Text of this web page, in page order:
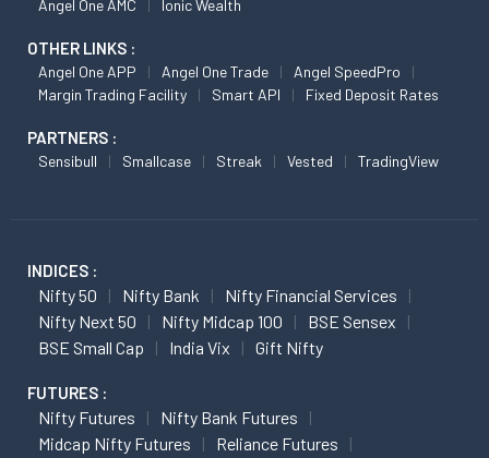
Angel One AMC Ionic Wealth
OTHER LINKS :
Angel One APP Angel One Trade
Angel SpeedPro
Margin Trading Facility
Smart API Fixed Deposit Rates
PARTNERS :
Sensibull Smallcase Streak Vested TradingView
INDICES :
Nifty 50 Nifty Bank
Nifty Financial Services
Nifty Next 50
Nifty Midcap 100
BSE Sensex
BSE Small Cap
India Vix Gift Nifty
FUTURES :
Nifty Futures
Nifty Bank Futures
Midcap Nifty Futures
Reliance Futures